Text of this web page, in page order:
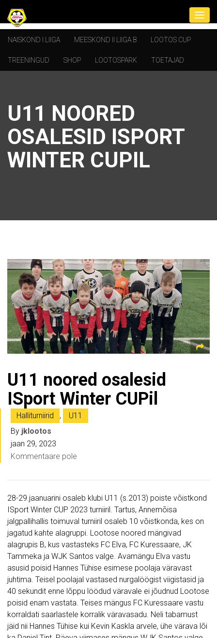
NAISKOND I LIIGA MEESKOND II LIIGA B LOOTOS CUP
TREENINGUD SHOP LOOTOSPARK TOETAJAD
U11 NOORED
OSALESID ISPORT
WINTER CUPIL
U11 noored osalesid
ISport Winter CUPil
Halliturniirid ,
U11
By jklootos
jaan 29, 2023
Kommentaare pole
28-29.jaanuarini osaleb klubi U11 (s.2013) poiste võistkond
ISport Winter CUP 2023 turniiril. Tartus, Annemõisa
jalgpallihallis toimuval turniiril osaleb 10 võistkonda, kes on
jagatud kahte alagruppi. Lootose noored mängivad
alagrupis B, kus vastasteks FC Elva, FC Kuressaare, JK
Tammeka ja WJK Santos valge. Avamängu Elva vastu
asusid poisid Hannes Tühise esimese poolaja väravast
juhtima. Teisel poolajal vastased nurgalöögist viigistasid ja
40 sekundit enne lõppu löödud väravale ei jõudnud Lootose
poisid enam vastata. Teises mängus FC Kuressaare vastu
korraldati saarlastele korralik väravasadu. Neli tabamust
jäid nii Hannes Tühise kui Kevin Kaskla arvele, ühe värava lõi